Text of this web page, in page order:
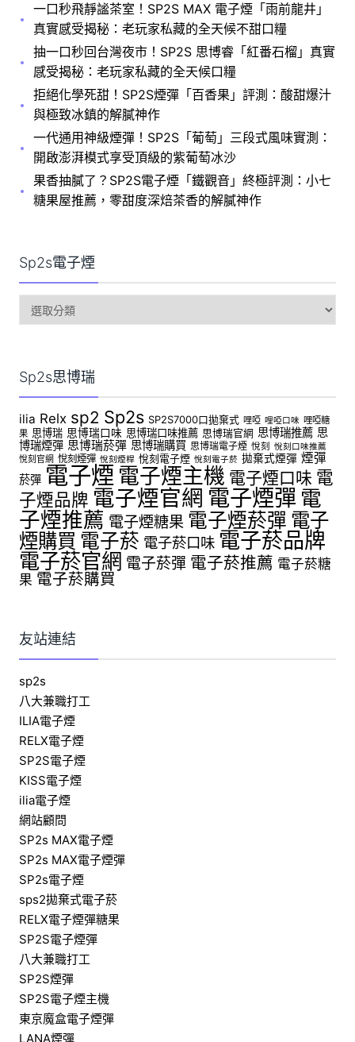
一口秒飛靜謐茶室！SP2S MAX 電子煙「雨前龍井」
真實感受揭秘：老玩家私藏的全天候不甜口糧
抽一口秒回台灣夜市！SP2S 思博睿「紅番石榴」真實
感受揭秘：老玩家私藏的全天候口糧
拒絕化學死甜！SP2S煙彈「百香果」評測：酸甜爆汁
與極致冰鎮的解膩神作
一代通用神級煙彈！SP2S「葡萄」三段式風味實測：
開啟澎湃模式享受頂級的紫葡萄冰沙
果香抽膩了？SP2S電子煙「鐵觀音」終極評測：小七
糖果屋推薦，零甜度深焙茶香的解膩神作
Sp2s電子煙
sp2s
子
Sp2s思博瑞
ilia Relx sp2 Sp2s SP2S7000口拋棄式 哩啞 哩啞口味 哩啞糖
果 思博瑞 思博瑞口味 思博瑞口味推薦 思博瑞官網 思博瑞推薦 思
博瑞煙彈 思博瑞菸彈 思博瑞購買 思博瑞電子煙 悅刻 悅刻口味推薦
悅刻官網 悅刻煙彈 悅刻煙桿 悅刻電子煙 悅刻電子菸 拋棄式煙彈 煙彈
菸彈 電子煙 電子煙主機 電子煙口味 電
子煙品牌 電子煙官網 電子煙彈 電
子煙推薦 電子煙糖果 電子煙菸彈 電子
煙購買 電子菸 電子菸口味 電子菸品牌
電子菸官網 電子菸彈 電子菸推薦 電子菸糖
果 電子菸購買
友站連結
sp2s
八大兼職打工
ILIA電子煙
RELX電子煙
SP2S電子煙
KISS電子煙
ilia電子煙
網站顧問
SP2s MAX電子煙
SP2s MAX電子煙彈
SP2s電子煙
sps2拋棄式電子菸
RELX電子煙彈糖果
SP2S電子煙彈
八大兼職打工
SP2S煙彈
SP2S電子煙主機
東京魔盒電子煙彈
LANA煙彈